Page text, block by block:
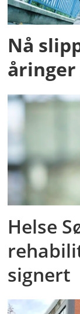
Nå
åringer
Helse
signert